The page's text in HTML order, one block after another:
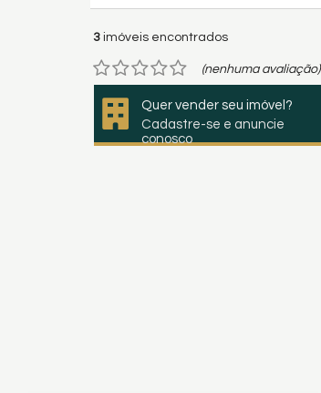
3 imóveis encontrados
(nenhuma avaliação)
Quer vender seu imóvel?
Cadastre-se e anuncie
conosco